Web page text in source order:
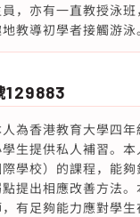
，亦有一直教授泳班
教導初學者接觸游泳。
129883
為香港教育大學四年
生提供私人補習。
際學校）的課程，能
提出相應改善方法
有足夠能力應對學